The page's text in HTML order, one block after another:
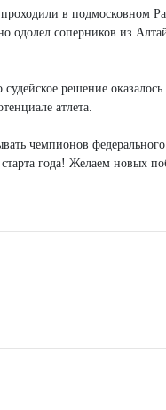
в подмосковном
одолел соперников из
решение
атлета.
чемпионов
года! Желаем новых